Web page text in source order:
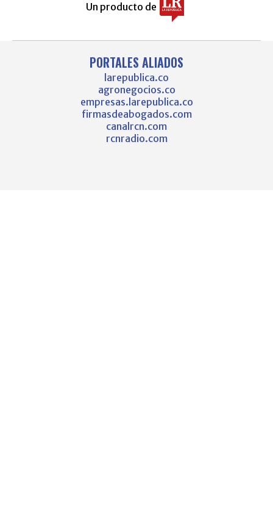
Un producto de
PORTALES ALIADOS
larepublica.co
agronegocios.co
empresas.larepublica.co
firmasdeabogados.com
canalrcn.com
rcnradio.com